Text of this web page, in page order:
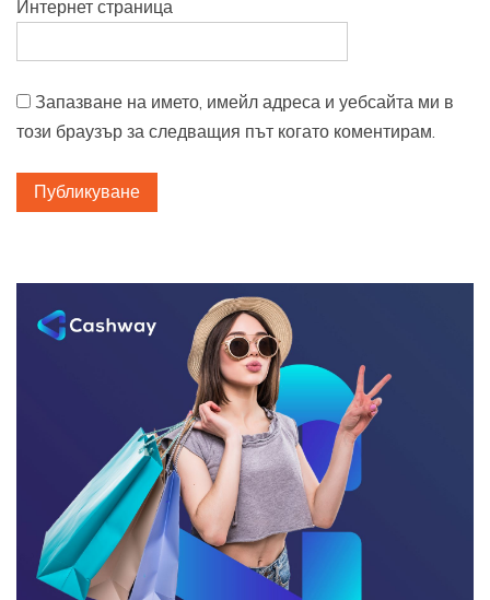
Интернет страница
Запазване на името, имейл адреса и уебсайта ми в
този браузър за следващия път когато коментирам.